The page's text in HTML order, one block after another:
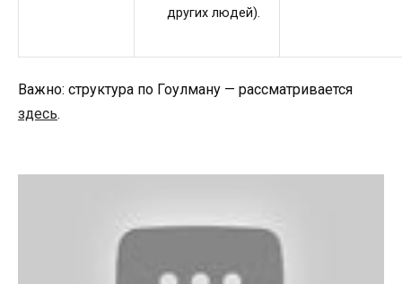
других людей).
Важно: структура по Гоулману — рассматривается
здесь.